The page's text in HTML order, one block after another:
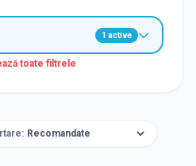
1 active
toate filtrele